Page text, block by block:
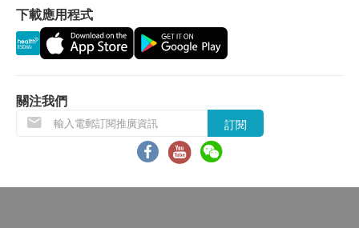
下載應用程式
關注我們
訂閱